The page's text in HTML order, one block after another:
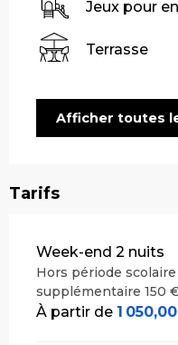
Jeux pour
Terrasse
Afficher toutes
Tarifs
Tarifs 2026
Week-end 2 nuits
Hors période
supplémentaire 150
À partir de 1